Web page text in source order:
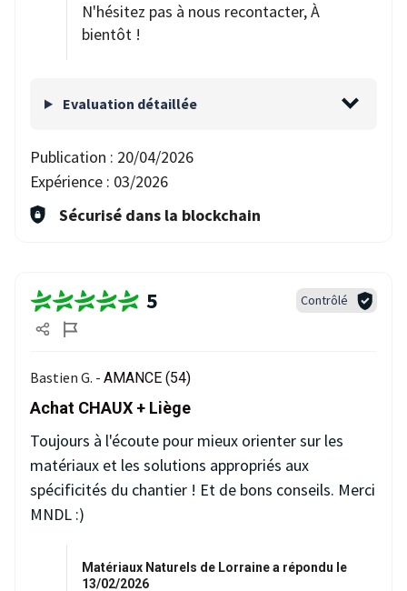
N'hésitez pas à nous recontacter, À
bientôt !
Evaluation détaillée
Publication : 20/04/2026
Expérience : 03/2026
Sécurisé dans la blockchain
5 Contrôlé
Bastien G. - AMANCE (54)
Achat CHAUX + Liège
Toujours à l'écoute pour mieux orienter sur les
matériaux et les solutions appropriés aux
spécificités du chantier ! Et de bons conseils. Merci
MNDL :)
Matériaux Naturels de Lorraine a répondu le
13/02/2026